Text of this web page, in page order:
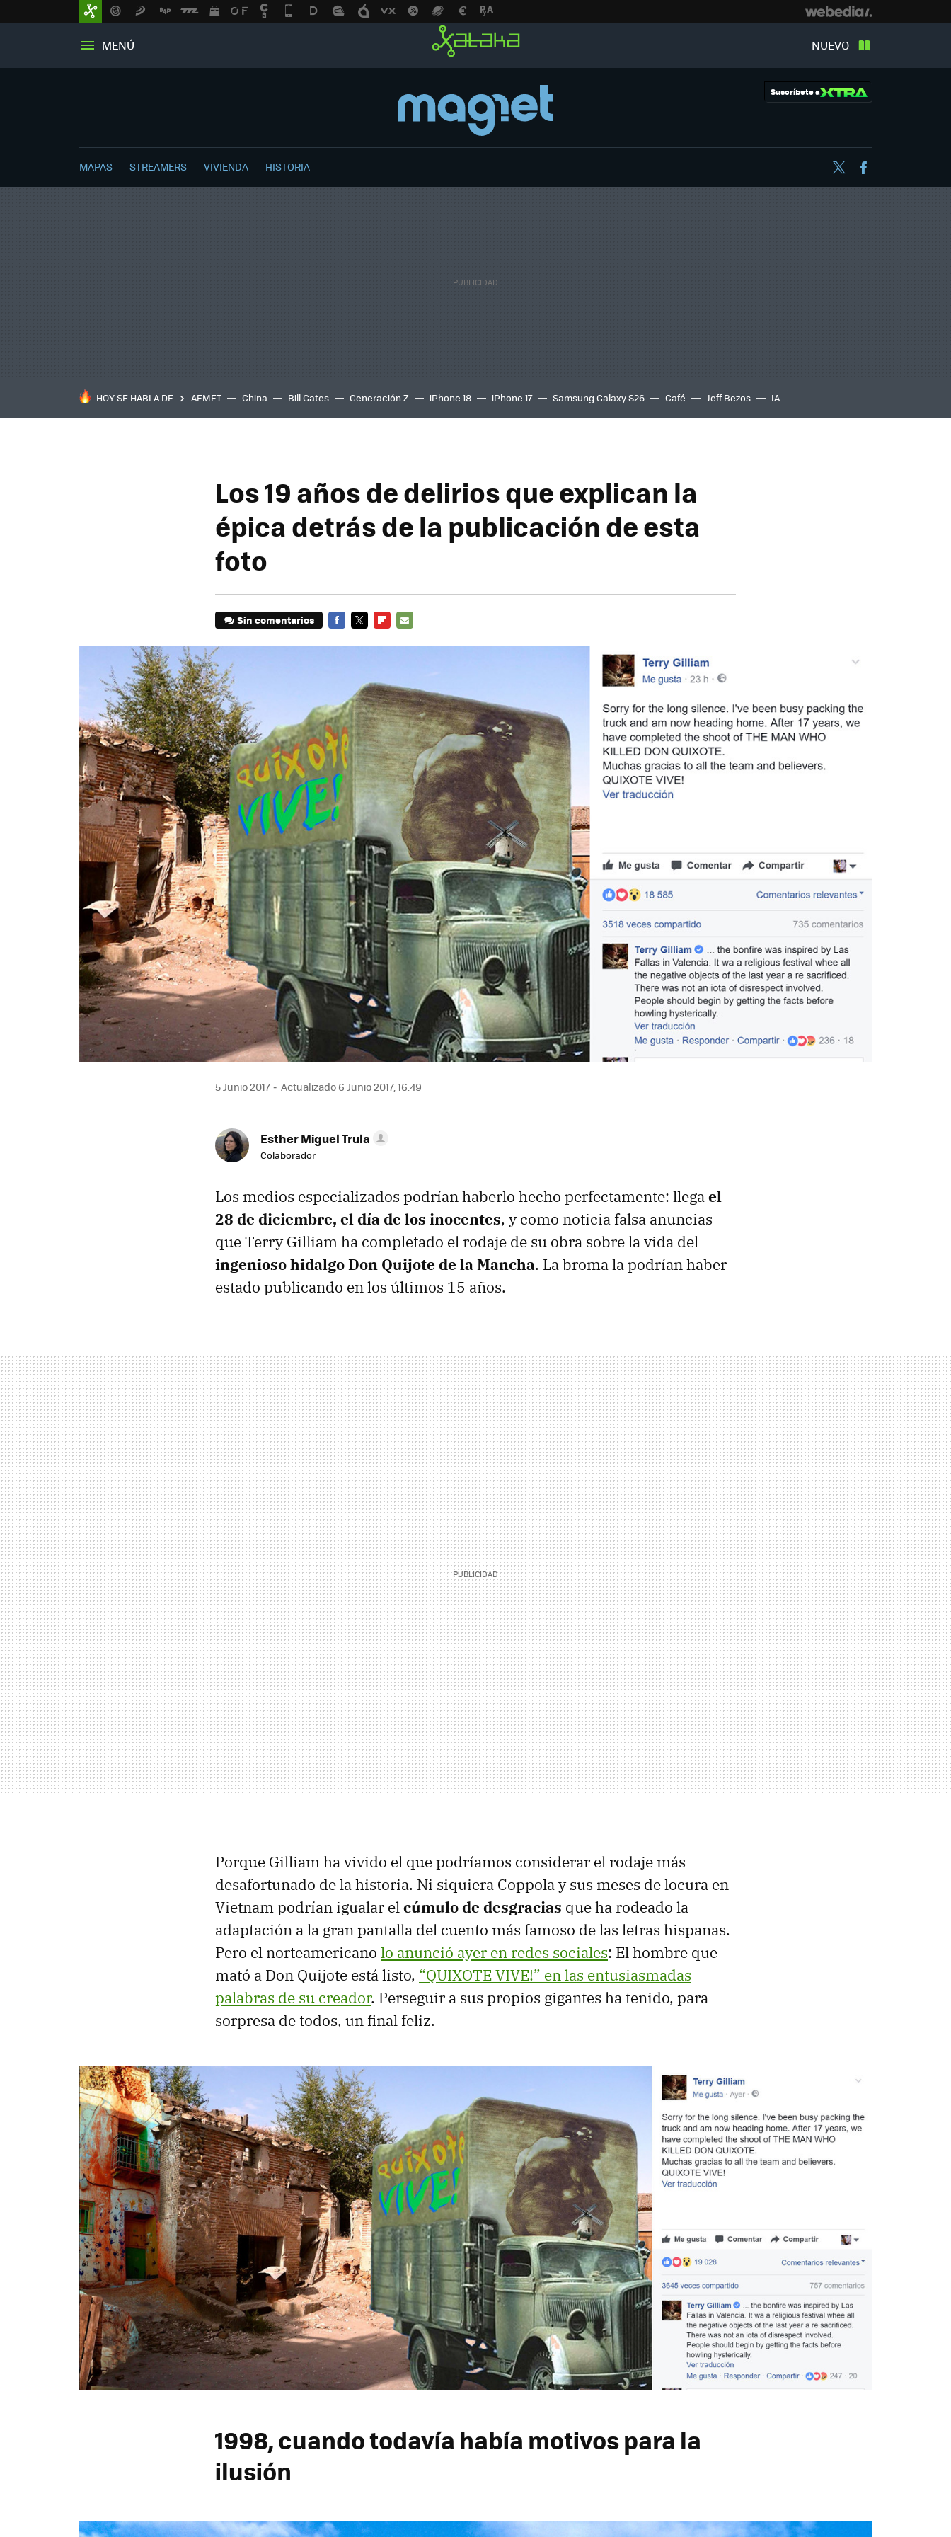
MENÚ NUEVO
Suscríbete a
MAPAS STREAMERS VIVIENDA HISTORIA Twitter
HOY SE HABLA DE AEMET China Bill Gates Generación Z iPhone 18 iPhone 17 Samsung Galaxy S26 Café Jeff Bezos IA
Los 19 años de delirios que explican la
épica detrás de la publicación de esta
foto
Sin comentarios
5 Junio 2017 Actualizado 6 Junio 2017, 16:49
Esther Miguel Trula
Colaborador
Los medios especializados podrían haberlo hecho perfectamente: llegael
28 de diciembre, el día de los inocentes, y como noticia falsa anuncias
que Terry Gilliam ha completado el rodaje de su obra sobre la vida del
ingenioso hidalgo Don Quijote de la Mancha. La broma la podrían haber
estado publicando en los últimos 15 años.
Porque Gilliam ha vivido el que podríamos considerar el rodaje más
desafortunado de la historia. Ni siquiera Coppola y sus meses de locura en
Vietnam podrían igualar elcúmulo de desgracias que ha rodeado la
adaptación a la gran pantalla del cuento más famoso de las letras hispanas.
Pero el norteamericano lo anunció ayer en redes sociales: El hombre que
mató a Don Quijote está listo, “QUIXOTE VIVE!” en las entusiasmadas
palabras de su creador. Perseguir a sus propios gigantes ha tenido, para
sorpresa de todos, un final feliz.
1998, cuando todavía había motivos para la
ilusión